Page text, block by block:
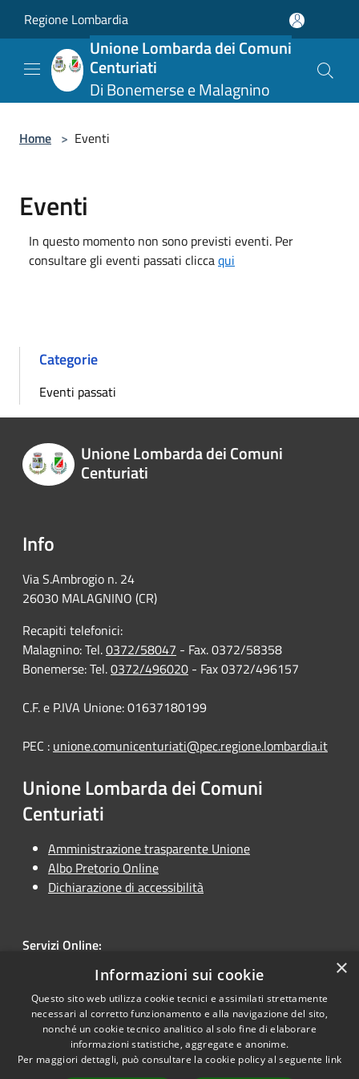
Regione Lombardia
Unione Lombarda dei Comuni
Centuriati
Di Bonemerse e Malagnino
Home > Eventi
Eventi
In questo momento non sono previsti eventi. Per
consultare gli eventi passati cliccaqui
Categorie
Eventi passati
Unione Lombarda dei Comuni
Centuriati
Info
Via S.Ambrogio n. 24
26030 MALAGNINO (CR)
Recapiti telefonici:
Malagnino: Tel.0372/58047 - Fax. 0372/58358
Bonemerse: Tel.0372/496020 - Fax 0372/496157
C.F. e P.IVA Unione: 01637180199
PEC : unione.comunicenturiati@pec.regione.lombardia.it
Unione Lombarda dei Comuni
Centuriati
Amministrazione trasparente Unione
Albo Pretorio Online
Dichiarazione di accessibilità
Servizi Online:
Unione Online
Accessibilità
Copyright © 2026 • Unione
Lombarda dei Comuni
×
Informazioni sui cookie
Questo sito web utilizza cookie tecnici e assimilati strettamente
necessari al corretto funzionamento e alla navigazione del sito,
nonché un cookie tecnico analitico al solo fine di elaborare
informazioni statistiche, aggregate e anonime.
Per maggiori dettagli, può consultare la cookie policy al seguente link